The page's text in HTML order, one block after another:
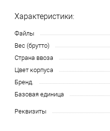
Характеристики:
Файлы
Вес (брутто)
Страна ввоза
Цвет корпуса
Бренд.
Базовая единица
Реквизиты